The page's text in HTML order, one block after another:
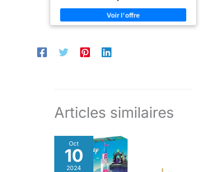
ENFANTS : ces jeux de construction sont adaptés aux
enfants à partir de 3 ans ; Un cadeau idéal pour
apprendre l’adresse en s’amusant 600 PIECES
MADE IN DANEMARK : les jeux de construction Plus-
Articles similaires
Oct
10
2024